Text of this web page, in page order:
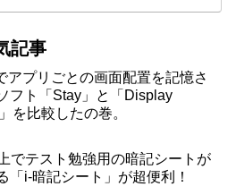
記事
アプリごとの画面配置を記憶さ
フト「Stay」と「Display
を比較したの巻。
でテスト勉強用の暗記シートが
「i-暗記シート」が超便利！